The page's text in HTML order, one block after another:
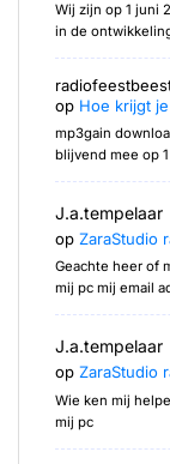
Wij zijn op 1 juni
in de
op Hoe krijgt
mp3gain
blijvend mee op
J.a.tempelaar
op ZaraStudio
Geachte heer of
mij pc mij email
J.a.tempelaar
op ZaraStudio
Wie ken mij
mij pc